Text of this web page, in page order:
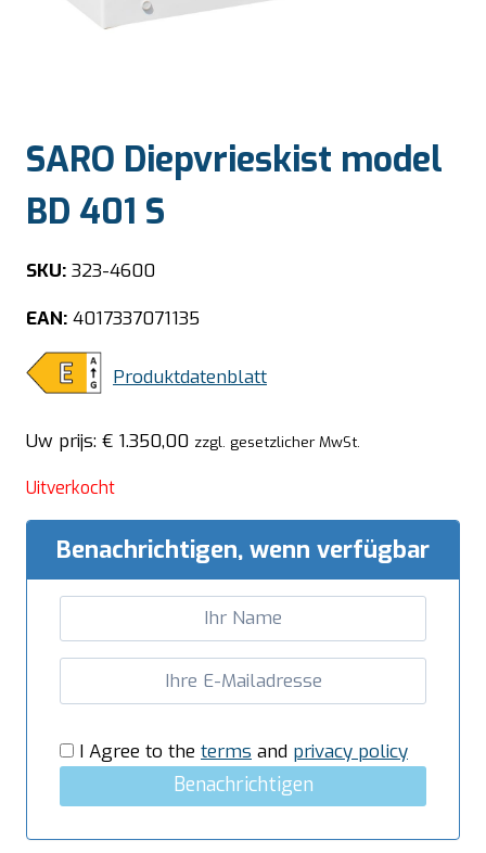
SARO Diepvrieskist model
BD 401 S
SKU: 323-4600
EAN: 4017337071135
Produktdatenblatt
Uw prijs: € 1.350,00 zzgl. gesetzlicher MwSt.
Uitverkocht
Benachrichtigen, wenn verfügbar
I Agree to the terms and privacy policy
Benachrichtigen